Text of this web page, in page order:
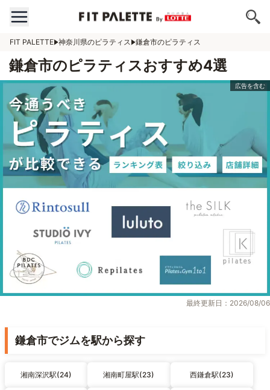
FIT PALETTE 神奈川県のピラティス 鎌倉市のピラティス
鎌倉市のピラティスおすすめ4選
最終更新日：2026/08/06
鎌倉市でジムを駅から探す
湘南深沢駅(24) 湘南町屋駅(23) 西鎌倉駅(23)